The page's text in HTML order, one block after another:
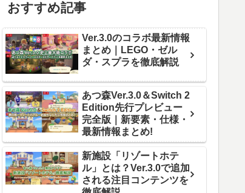
おすすめ記事
Ver.3.0のコラボ最新情報
まとめ｜LEGO・ゼル
ダ・スプラを徹底解説
あつ森Ver.3.0＆Switch 2
Edition先行プレビュー
完全版｜新要素・仕様・
最新情報まとめ!
新施設「リゾートホテ
ル」とは？Ver.3.0で追加
される注目コンテンツを